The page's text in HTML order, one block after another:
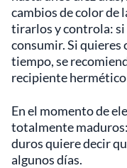
cambios de color de
tirarlos y controla: si
consumir. Si quieres
tiempo, se
recipiente hermético
En el momento de
totalmente
duros quiere decir
algunos días.